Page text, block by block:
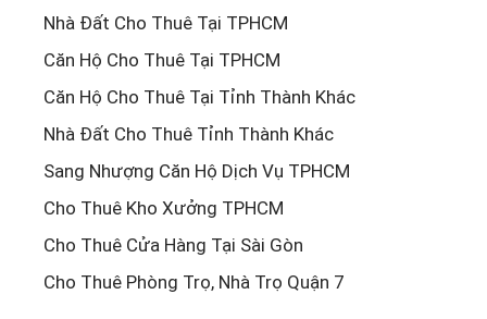
Nhà Đất Cho Thuê Tại TPHCM
Căn Hộ Cho Thuê Tại TPHCM
Căn Hộ Cho Thuê Tại Tỉnh Thành Khác
Nhà Đất Cho Thuê Tỉnh Thành Khác
Sang Nhượng Căn Hộ Dịch Vụ TPHCM
Cho Thuê Kho Xưởng TPHCM
Cho Thuê Cửa Hàng Tại Sài Gòn
Cho Thuê Phòng Trọ, Nhà Trọ Quận 7